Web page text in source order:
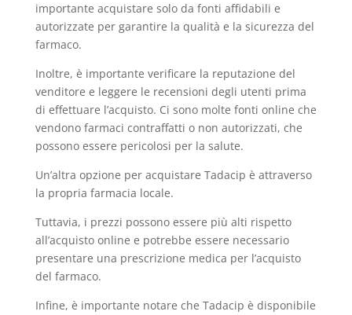
importante acquistare solo da fonti affidabili e
autorizzate per garantire la qualità e la sicurezza del
farmaco.
Inoltre, è importante verificare la reputazione del
venditore e leggere le recensioni degli utenti prima
di effettuare l’acquisto. Ci sono molte fonti online che
vendono farmaci contraffatti o non autorizzati, che
possono essere pericolosi per la salute.
Un’altra opzione per acquistare Tadacip è attraverso
la propria farmacia locale.
Tuttavia, i prezzi possono essere più alti rispetto
all’acquisto online e potrebbe essere necessario
presentare una prescrizione medica per l’acquisto
del farmaco.
Infine, è importante notare che Tadacip è disponibile